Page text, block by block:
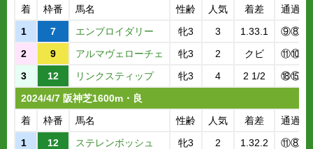
着
枠番 馬名 性齢 人気 着差
通過順
1
7 エンブロイダリー 牝3 3 1.33.1
⑨⑧
2
9 アルマヴェローチェ 牝3 2 クビ
⑪⑩
3
12 リンクスティップ 牝3 4 2 1/2
⑱⑮
2024/4/7 阪神芝1600m・良
着
枠番 馬名 性齢 人気 着差
通過順
1
12 ステレンボッシュ 牝3 2 1.32.2
⑪⑧